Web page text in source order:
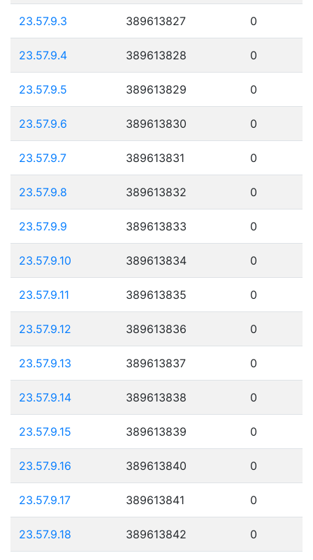
23.57.9.3 389613827 0
23.57.9.4 389613828 0
23.57.9.5 389613829 0
23.57.9.6 389613830 0
23.57.9.7 389613831 0
23.57.9.8 389613832 0
23.57.9.9 389613833 0
23.57.9.10 389613834 0
23.57.9.11 389613835 0
23.57.9.12 389613836 0
23.57.9.13 389613837 0
23.57.9.14 389613838 0
23.57.9.15 389613839 0
23.57.9.16 389613840 0
23.57.9.17 389613841 0
23.57.9.18 389613842 0